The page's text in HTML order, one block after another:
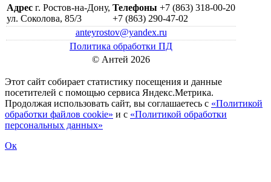
Адрес г. Ростов-на-Дону,
ул. Соколова, 85/3
Телефоны +7 (863) 318-00-20
+7 (863) 290-47-02
anteyrostov@yandex.ru
Политика обработки ПД
© Антей 2026
Этот сайт собирает статистику посещения и данные
посетителей c помощью сервиса Яндекс.Метрика.
Продолжая использовать сайт, вы соглашаетесь с «Политикой
обработки файлов cookie» и с «Политикой обработки
персональных данных»
Ок